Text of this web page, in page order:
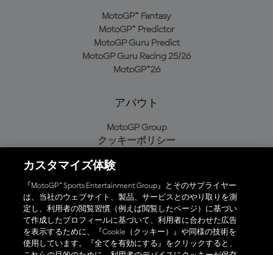
MotoGP™ Fantasy
MotoGP™ Predictor
MotoGP Guru Predict
MotoGP Guru Racing 25/26
MotoGP™26
アバウト
MotoGP Group
クッキーポリシー
プライバシーポリシー
購入ポリシー
オフィシャルアプリ
カスタマイズ体験
『MotoGP™ Sports Entertainment Group』とそのサプライヤー
は、当社のウェブサイト、製品、サービスとのやり取りを測
定し、利用者の閲覧習慣（例えば閲覧したページ）に基づい
て作成したプロフィールに基づいて、利用者に合わせた広告
を表示するために、『Cookie（クッキー）』や同様の技術を
使用しています。『全てを有効にする』をクリックすると、